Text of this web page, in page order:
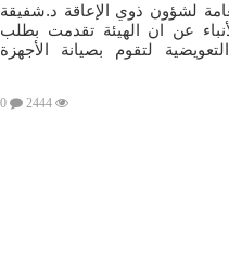
لشؤون ذوي الإعاقة د.شفيقة
عن ان الهيئة تقدمت بطلب
لتقوم بصيانة الأجهزة